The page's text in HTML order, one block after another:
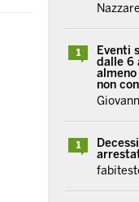
1
Eventi
dalle 6
non
1